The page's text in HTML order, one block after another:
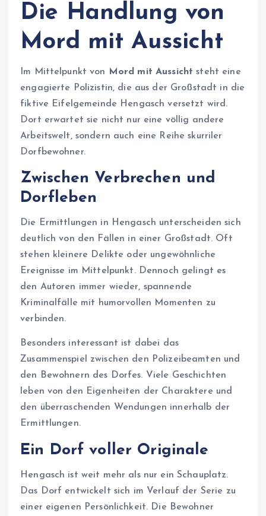
Die Handlung von
Mord mit Aussicht
Im Mittelpunkt von Mord mit Aussicht steht eine
engagierte Polizistin, die aus der Großstadt in die
fiktive Eifelgemeinde Hengasch versetzt wird.
Dort erwartet sie nicht nur eine völlig andere
Arbeitswelt, sondern auch eine Reihe skurriler
Dorfbewohner.
Zwischen Verbrechen und
Dorfleben
Die Ermittlungen in Hengasch unterscheiden sich
deutlich von den Fällen in einer Großstadt. Oft
stehen kleinere Delikte oder ungewöhnliche
Ereignisse im Mittelpunkt. Dennoch gelingt es
den Autoren immer wieder, spannende
Kriminalfälle mit humorvollen Momenten zu
verbinden.
Besonders interessant ist dabei das
Zusammenspiel zwischen den Polizeibeamten und
den Bewohnern des Dorfes. Viele Geschichten
leben von den Eigenheiten der Charaktere und
den überraschenden Wendungen innerhalb der
Ermittlungen.
Ein Dorf voller Originale
Hengasch ist weit mehr als nur ein Schauplatz.
Das Dorf entwickelt sich im Verlauf der Serie zu
einer eigenen Persönlichkeit. Die Bewohner